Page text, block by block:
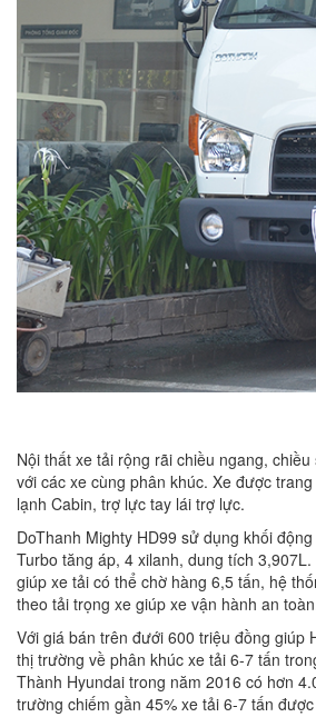
Nội thất xe tải rộng rãi chiều ngang,
với các xe cùng phân khúc. Xe được
lạnh Cabin, trợ lực tay lái trợ lực.
DoThanh Mighty HD99 sử dụng khối
Turbo tăng áp, 4 xilanh, dung tích
giúp xe tải có thể chờ hàng 6,5 tấn, hệ
theo tải trọng xe giúp xe vận hành an
Với giá bán trên đưới 600 triệu đồng giúp
thị trường về phân khúc xe tải 6-7 tấn
Thành Hyundai trong năm 2016 có hơn
trường chiếm gần 45% xe tải 6-7 tấn